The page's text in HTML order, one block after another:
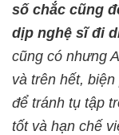
số chắc cũng
dịp nghệ sĩ đi
cũng có nhưng
và trên hết,
để tránh tụ tập
tốt và hạn chế